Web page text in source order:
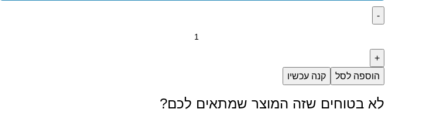
הוספה לסל קנה עכשיו
לא בטוחים שזה המוצר שמתאים לכם?